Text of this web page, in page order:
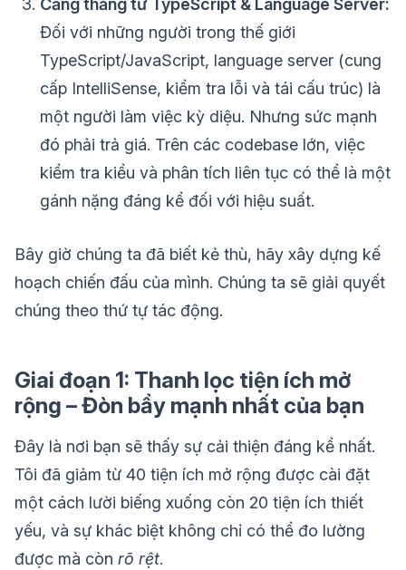
Căng thẳng từ TypeScript & Language Server:
Đối với những người trong thế giới
TypeScript/JavaScript, language server (cung
cấp IntelliSense, kiểm tra lỗi và tái cấu trúc) là
một người làm việc kỳ diệu. Nhưng sức mạnh
đó phải trả giá. Trên các codebase lớn, việc
kiểm tra kiểu và phân tích liên tục có thể là một
gánh nặng đáng kể đối với hiệu suất.
Bây giờ chúng ta đã biết kẻ thù, hãy xây dựng kế
hoạch chiến đấu của mình. Chúng ta sẽ giải quyết
chúng theo thứ tự tác động.
Giai đoạn 1: Thanh lọc tiện ích mở
rộng – Đòn bẩy mạnh nhất của bạn
Đây là nơi bạn sẽ thấy sự cải thiện đáng kể nhất.
Tôi đã giảm từ 40 tiện ích mở rộng được cài đặt
một cách lười biếng xuống còn 20 tiện ích thiết
yếu, và sự khác biệt không chỉ có thể đo lường
được mà còn rõ rệt.